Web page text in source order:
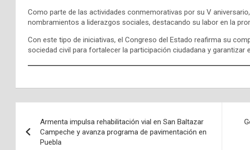
Como parte de las actividades conmemorativas por su V
nombramientos a liderazgos sociales, destacando su labor en la
Con este tipo de iniciativas, el Congreso del Estado reafirma su
sociedad civil para fortalecer la participación ciudadana y
de
Armenta impulsa rehabilitación vial en San Baltazar
Campeche y avanza programa de pavimentación en
Puebla